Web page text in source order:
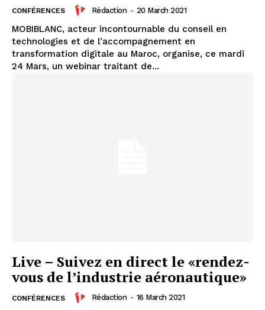
CONFÉRENCES Rédaction - 20 March 2021
MOBIBLANC, acteur incontournable du conseil en
technologies et de l’accompagnement en
transformation digitale au Maroc, organise, ce mardi
24 Mars, un webinar traitant de...
Live – Suivez en direct le «rendez-
vous de l’industrie aéronautique»
CONFÉRENCES Rédaction - 16 March 2021